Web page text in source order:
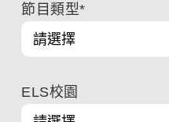
節目類型*
ELS校園